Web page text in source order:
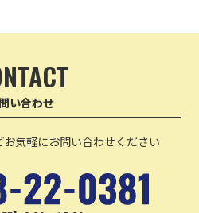
い合わせ
お気軽にお問い合わせください